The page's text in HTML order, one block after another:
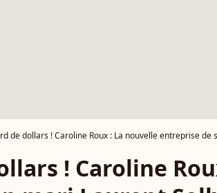
de dollars ! Caroline Roux : La nouvelle entreprise de
! Caroline